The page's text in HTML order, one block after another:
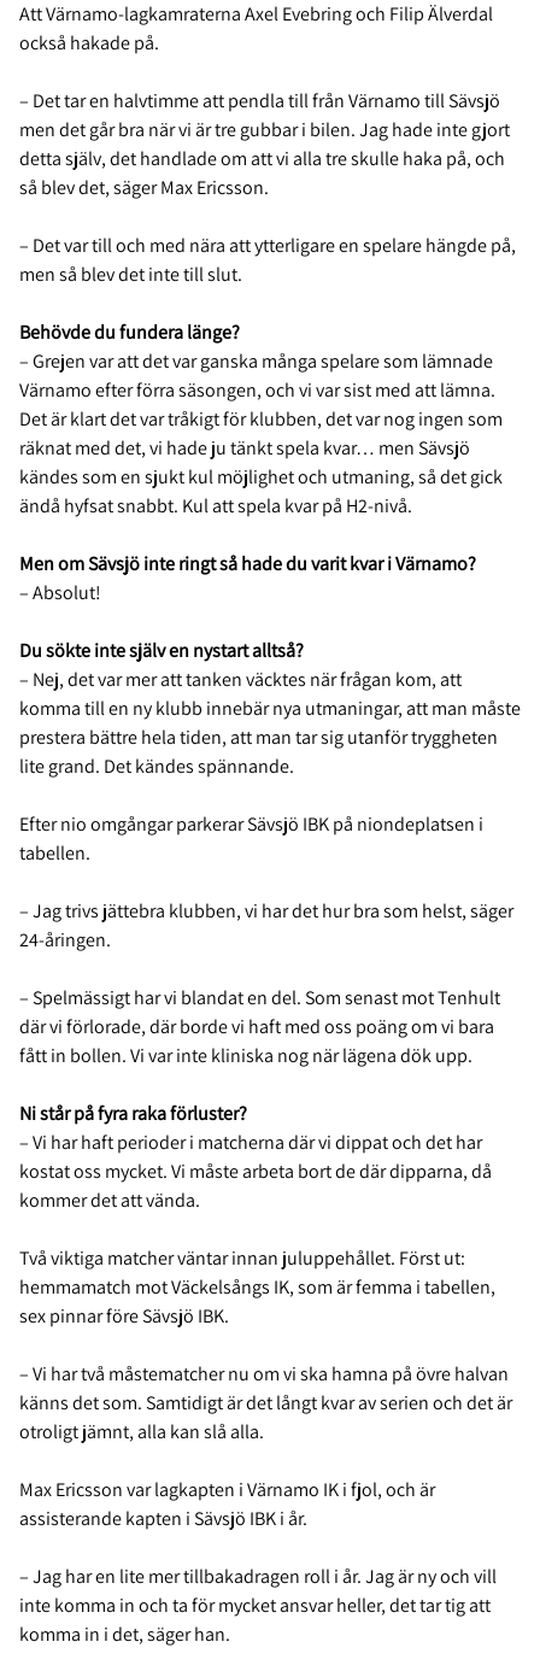
Att Värnamo-lagkamraterna Axel Evebring och Filip Älverdal
också hakade på.
– Det tar en halvtimme att pendla till från Värnamo till Sävsjö
men det går bra när vi är tre gubbar i bilen. Jag hade inte gjort
detta själv, det handlade om att vi alla tre skulle haka på, och
så blev det, säger Max Ericsson.
– Det var till och med nära att ytterligare en spelare hängde på,
men så blev det inte till slut.
Behövde du fundera länge?
– Grejen var att det var ganska många spelare som lämnade
Värnamo efter förra säsongen, och vi var sist med att lämna.
Det är klart det var tråkigt för klubben, det var nog ingen som
räknat med det, vi hade ju tänkt spela kvar… men Sävsjö
kändes som en sjukt kul möjlighet och utmaning, så det gick
ändå hyfsat snabbt. Kul att spela kvar på H2-nivå.
Men om Sävsjö inte ringt så hade du varit kvar i Värnamo?
– Absolut!
Du sökte inte själv en nystart alltså?
– Nej, det var mer att tanken väcktes när frågan kom, att
komma till en ny klubb innebär nya utmaningar, att man måste
prestera bättre hela tiden, att man tar sig utanför tryggheten
lite grand. Det kändes spännande.
Efter nio omgångar parkerar Sävsjö IBK på niondeplatsen i
tabellen.
– Jag trivs jättebra klubben, vi har det hur bra som helst, säger
24-åringen.
– Spelmässigt har vi blandat en del. Som senast mot Tenhult
där vi förlorade, där borde vi haft med oss poäng om vi bara
fått in bollen. Vi var inte kliniska nog när lägena dök upp.
Ni står på fyra raka förluster?
– Vi har haft perioder i matcherna där vi dippat och det har
kostat oss mycket. Vi måste arbeta bort de där dipparna, då
kommer det att vända.
Två viktiga matcher väntar innan juluppehållet. Först ut:
hemmamatch mot Väckelsångs IK, som är femma i tabellen,
sex pinnar före Sävsjö IBK.
– Vi har två måstematcher nu om vi ska hamna på övre halvan
känns det som. Samtidigt är det långt kvar av serien och det är
otroligt jämnt, alla kan slå alla.
Max Ericsson var lagkapten i Värnamo IK i fjol, och är
assisterande kapten i Sävsjö IBK i år.
– Jag har en lite mer tillbakadragen roll i år. Jag är ny och vill
inte komma in och ta för mycket ansvar heller, det tar tig att
komma in i det, säger han.